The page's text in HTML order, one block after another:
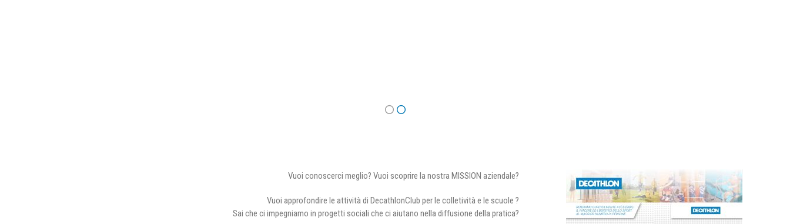
Vuoi conoscerci meglio? Vuoi scoprire la nostra MISSION aziendale?
Vuoi approfondire le attività di DecathlonClub per le colletività e le scuole ?
Sai che ci impegniamo in progetti sociali che ci aiutano nella diffusione della pratica?